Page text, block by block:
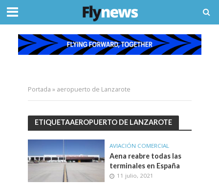
Portada » aeropuerto de Lanzarote
ETIQUETAAEROPUERTO DE LANZAROTE
AVIACIÓN COMERCIAL
Aena reabre todas las
terminales en España
11 julio, 2021